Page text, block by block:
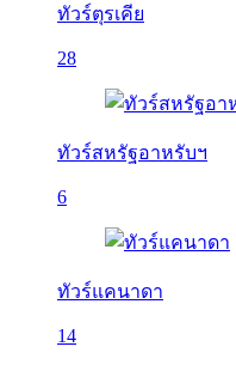
ทัวร์ตุรเคีย
28
ทัวร์สหรัฐอาหรับฯ
6
ทัวร์แคนาดา
14